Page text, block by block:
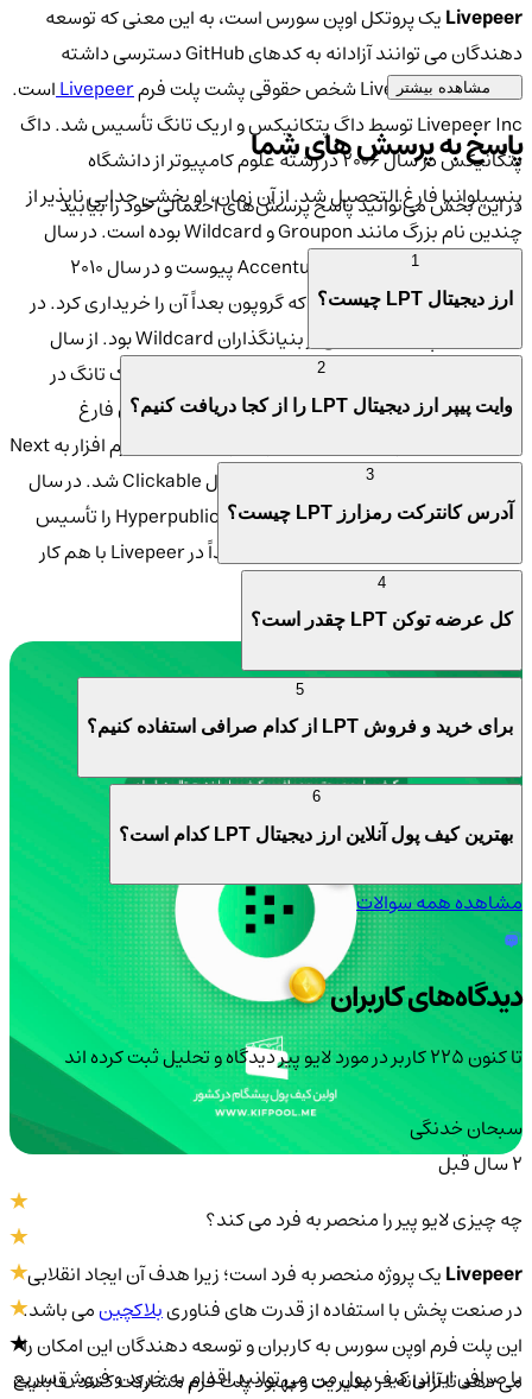
Livepeerیک پروتکل اوپن سورس است، به این معنی که توسعه
دهندگان می توانند آزادانه به کدهای GitHub دسترسی داشته
باشند. Livepeer Inc شخص حقوقی پشت پلت فرم
Livepeerاست.
Livepeer Inc توسط داگ پتکانیکس و اریک تانگ تأسیس شد. داگ
پتکانیکس در سال 2006 در رشته علوم کامپیوتر از دانشگاه
پنسیلوانیا فارغ التحصیل شد. از آن زمان، او بخشی جدایی ناپذیر از
چندین نام بزرگ مانند Groupon و Wildcard بوده است. در سال
2006 به عنوان تحلیلگر به Accenture پیوست و در سال 2010
Hyperpublic را تأسیس کرد که گروپون بعداً آن را خریداری کرد. در
سال 2013، پتکانیکس یکی از بنیانگذاران Wildcard بود. از سال
2016، او در مرکز توسعه Livepeer فعال بوده است. اریک تانگ در
رشته مهندسی برق و کامپیوتر از دانشگاه کارنگی ملون فارغ
التحصیل شد. در سال 2008 به عنوان توسعه دهنده نرم افزار به Next
Jump پیوست و در سال 2010 مدیر محصول Clickable شد. در سال
2010، او با داگ پتکانیکس همکاری کرد و Hyperpublic را تأسیس
کرد. از آن زمان، این دو در Wildcard و بعداً در Livepeer با هم کار
چه چیزی لایو پیر را منحصر به فرد می کند؟
Livepeerیک پروژه منحصر به فرد است؛ زیرا هدف آن ایجاد انقلابی
در صنعت پخش با استفاده از قدرت های فناوریبلاکچینمی باشد.
این پلت فرم اوپن سورس به کاربران و توسعه دهندگان این امکان را
می دهد تا آزادانه در مدیریت و بهبود پلت فرم مشارکت کنند. قابلیت
مشاهده بیشتر
پاسخ به پرسش های شما
در این بخش می‌توانید پاسخ پرسش‌های احتمالی خود را بیابید
ارز دیجیتال LPT چیست؟
وایت پیپر ارز دیجیتال LPT را از کجا دریافت کنیم؟
آدرس کانترکت رمزارز LPT چیست؟
کل عرضه توکن LPT چقدر است؟
برای خرید و فروش LPT از کدام صرافی استفاده کنیم؟
بهترین کیف پول آنلاین ارز دیجیتال LPT کدام است؟
مشاهده همه سوالات
دیدگاه‌های کاربران
تا کنون 225 کاربر در مورد لایو پیردیدگاه و تحلیل ثبت کرده اند
سبحان خدنگی
با صرافی ایرانی کیف پول من می توانید اقدام به خرید و فروش سریع